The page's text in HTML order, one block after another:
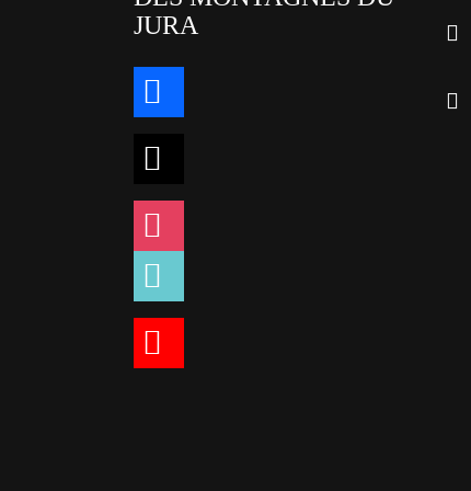
JURA
facebook
instagram
tiktok
youtube